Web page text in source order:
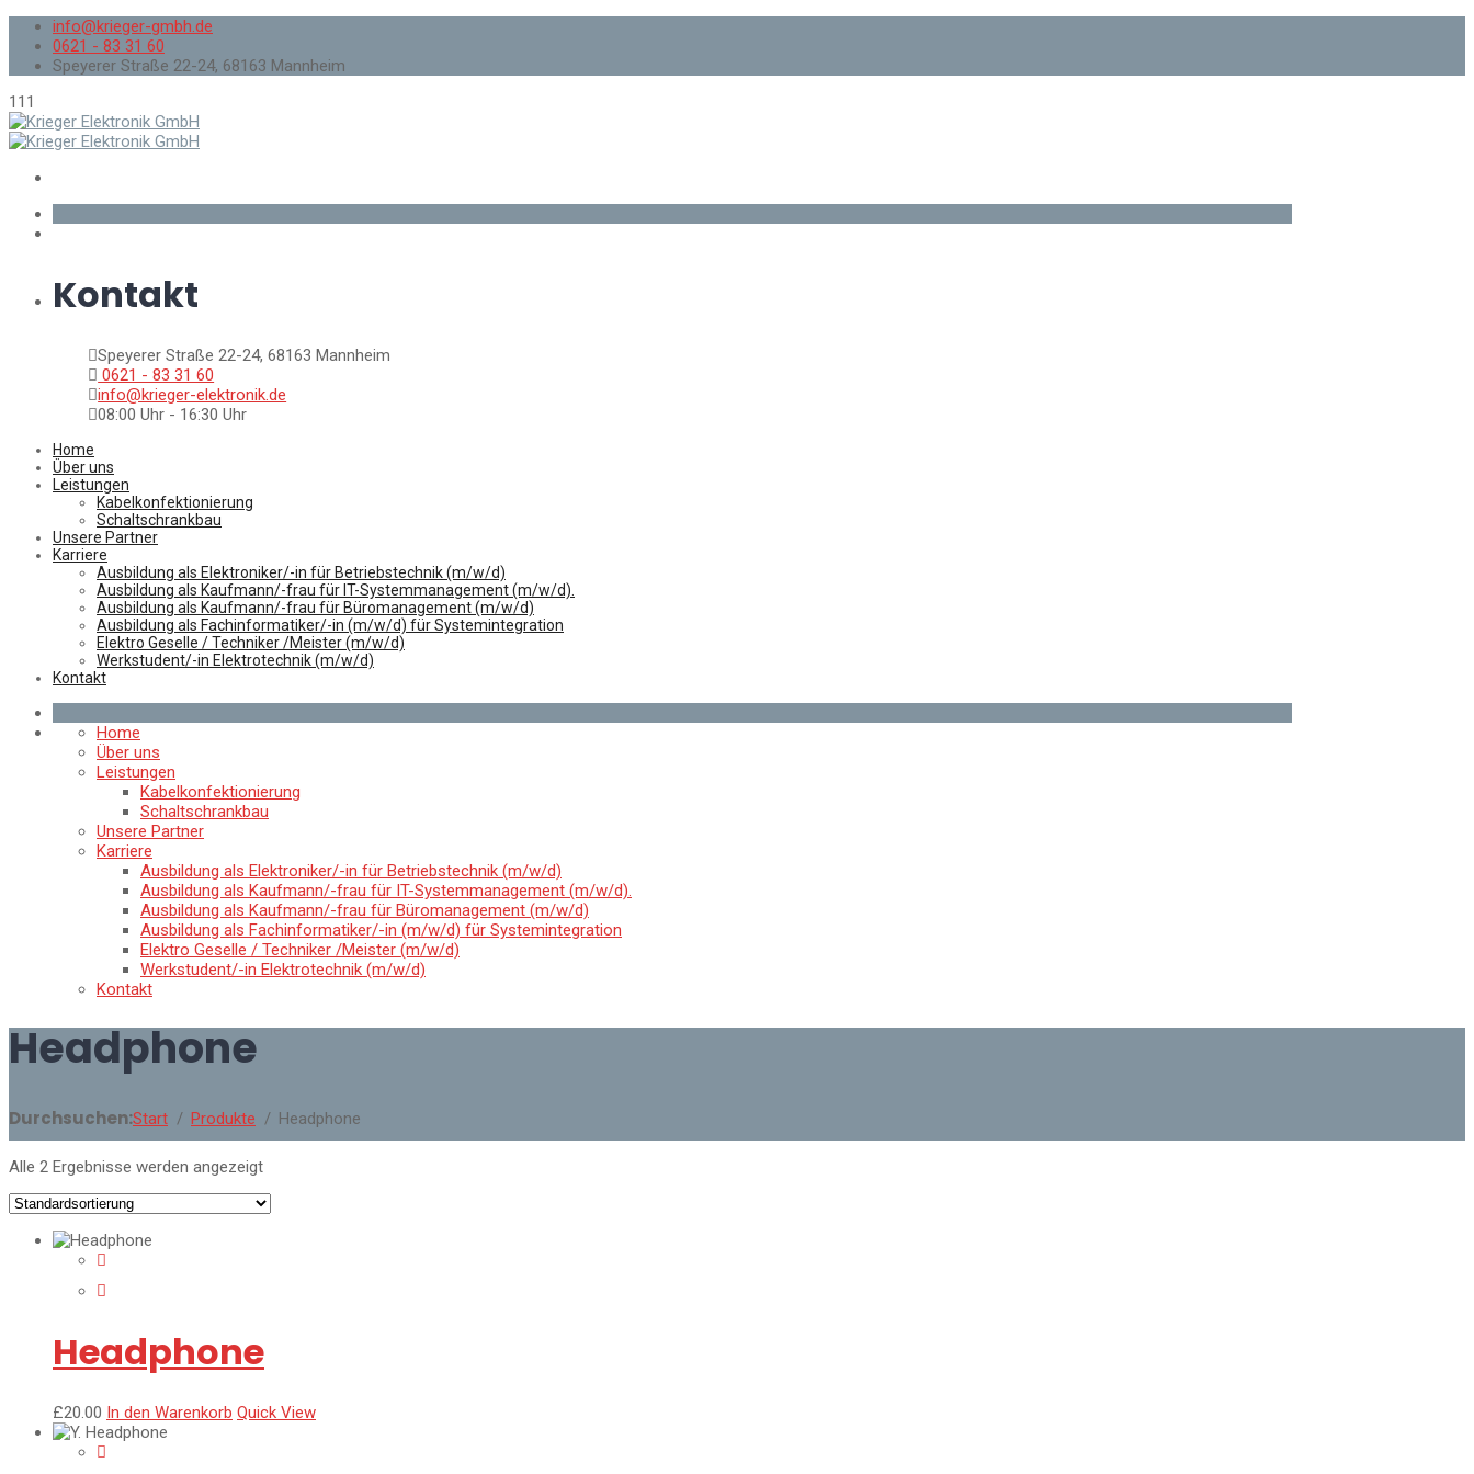
info@krieger-gmbh.de
0621 - 83 31 60
Speyerer Straße 22-24, 68163 Mannheim
111
Kontakt
Speyerer Straße 22-24, 68163 Mannheim
0621 - 83 31 60
info@krieger-elektronik.de
08:00 Uhr - 16:30 Uhr
Home
Über uns
Leistungen
Kabelkonfektionierung
Schaltschrankbau
Unsere Partner
Karriere
Ausbildung als Elektroniker/-in für Betriebstechnik (m/w/d)
Ausbildung als Kaufmann/-frau für IT-Systemmanagement (m/w/d).
Ausbildung als Kaufmann/-frau für Büromanagement (m/w/d)
Ausbildung als Fachinformatiker/-in (m/w/d) für Systemintegration
Elektro Geselle / Techniker /Meister (m/w/d)
Werkstudent/-in Elektrotechnik (m/w/d)
Kontakt
Home
Über uns
Leistungen
Kabelkonfektionierung
Schaltschrankbau
Unsere Partner
Karriere
Ausbildung als Elektroniker/-in für Betriebstechnik (m/w/d)
Ausbildung als Kaufmann/-frau für IT-Systemmanagement (m/w/d).
Ausbildung als Kaufmann/-frau für Büromanagement (m/w/d)
Ausbildung als Fachinformatiker/-in (m/w/d) für Systemintegration
Elektro Geselle / Techniker /Meister (m/w/d)
Werkstudent/-in Elektrotechnik (m/w/d)
Kontakt
Headphone
Durchsuchen:Start Produkte Headphone
Alle 2 Ergebnisse werden angezeigt
Headphone
£20.00 In den Warenkorb Quick View